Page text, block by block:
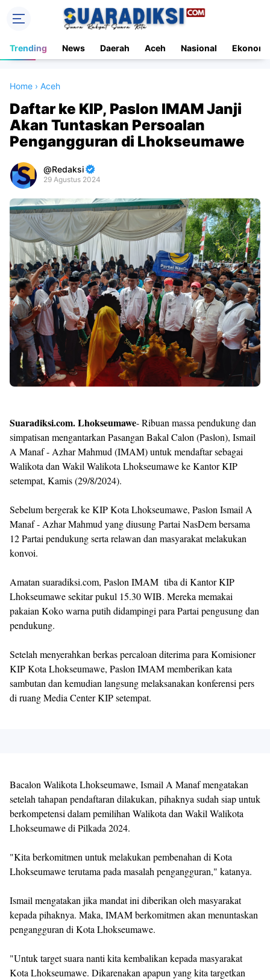
Trending News Daerah Aceh Nasional Ekonomi
Home › Aceh
Daftar ke KIP, Paslon IMAM Janji
Akan Tuntaskan Persoalan
Pengangguran di Lhokseumawe
Redaksi
29 Agustus 2024
Premium
By
Raushan
Design
With
Shroff
Templates
Suaradiksi.com. Lhokseumawe- Ribuan massa pendukung dan
simpatisan mengantarkan Pasangan Bakal Calon (Paslon), Ismail
A Manaf - Azhar Mahmud (IMAM) untuk mendaftar sebagai
Walikota dan Wakil Walikota Lhokseumawe ke Kantor KIP
setempat, Kamis (29/8/2024).
Sebelum bergerak ke KIP Kota Lhokseumawe, Paslon Ismail A
Manaf - Azhar Mahmud yang diusung Partai NasDem bersama
12 Partai pendukung serta relawan dan masyarakat melakukan
konvoi.
Amatan suaradiksi.com, Paslon IMAM tiba di Kantor KIP
Lhokseumawe sekitar pukul 15.30 WIB. Mereka memakai
pakaian Koko warna putih didampingi para Partai pengusung dan
pendukung.
Setelah menyerahkan berkas percaloan diterima para Komisioner
KIP Kota Lhokseumawe, Paslon IMAM memberikan kata
sambutan dan kemudian langsung melaksanakan konferensi pers
di ruang Media Center KIP setempat.
Bacalon Walikota Lhokseumawe, Ismail A Manaf mengatakan
setelah tahapan pendaftaran dilakukan, pihaknya sudah siap untuk
berkompetensi dalam pemilihan Walikota dan Wakil Walikota
Lhokseumawe di Pilkada 2024.
"Kita berkomitmen untuk melakukan pembenahan di Kota
Lhokseumawe terutama pada masalah pengangguran," katanya.
Ismail mengatakan jika mandat ini diberikan oleh masyarakat
kepada pihaknya. Maka, IMAM berkomitmen akan menuntaskan
pengangguran di Kota Lhokseumawe.
"Untuk target suara nanti kita kembalikan kepada masyarakat
Kota Lhokseumawe. Dikarenakan apapun yang kita targetkan